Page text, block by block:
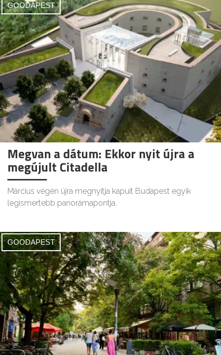
GOODAPEST
Megvan a dátum: Ekkor nyit újra a
megújult Citadella
Március végén újra megnyitja kapuit Budapest egyik
legismertebb panorámapontja.
GOODAPEST